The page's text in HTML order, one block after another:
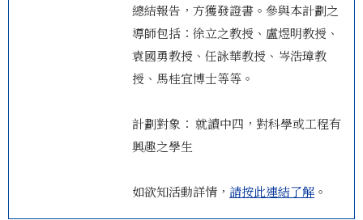
總結報告，方獲發證書。參與本計劃之
導師包括：徐立之教授、盧煜明教授、
袁國勇教授、任詠華教授、岑浩璋教
授、馬桂宜博士等等。
計劃對象： 就讀中四，對科學或工程有
興趣之學生
如欲知活動詳情，請按此連結了解 。